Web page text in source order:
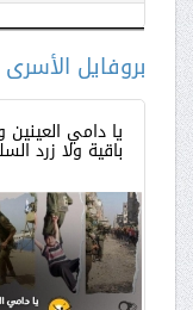
بروفايل الأسرى
يا دامي العينين
باقية ولا زرد